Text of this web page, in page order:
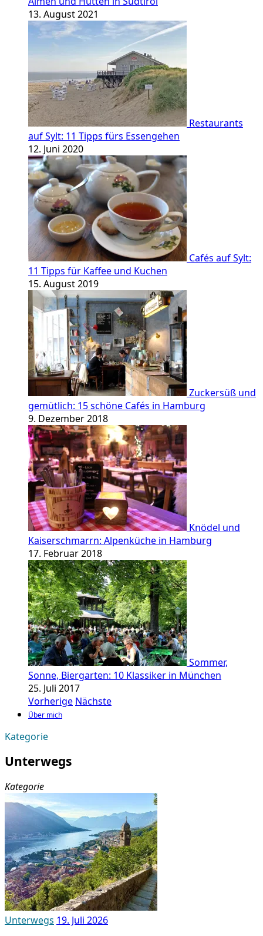
13. August 2021
Restaurants
auf Sylt: 11 Tipps fürs Essengehen
12. Juni 2020
Cafés auf Sylt:
11 Tipps für Kaffee und Kuchen
15. August 2019
Zuckersüß und
gemütlich: 15 schöne Cafés in Hamburg
9. Dezember 2018
Knödel und
Kaiserschmarrn: Alpenküche in Hamburg
17. Februar 2018
Sommer,
Sonne, Biergarten: 10 Klassiker in München
25. Juli 2017
Vorherige Nächste
Über mich
Kategorie
Unterwegs
Kategorie
Unterwegs 19. Juli 2026